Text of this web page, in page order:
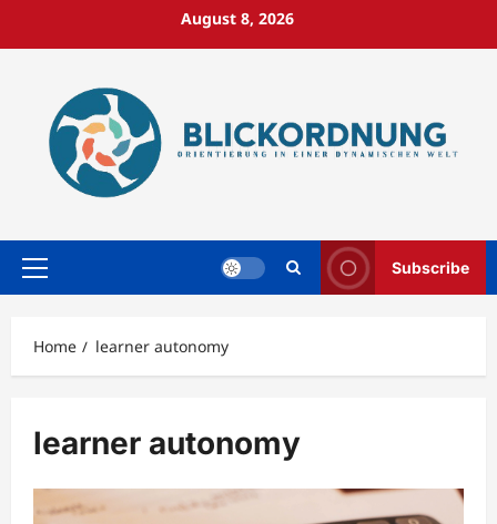
August 8, 2026
Primary
Subscribe
Home learner autonomy
learner autonomy